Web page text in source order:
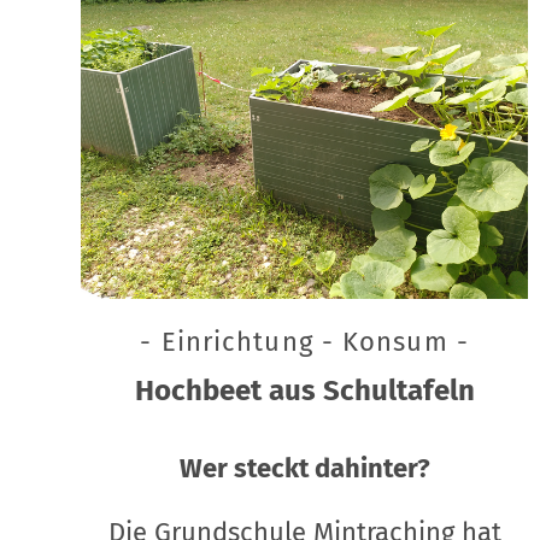
- Einrichtung - Konsum -
Hochbeet aus Schultafeln
Wer steckt dahinter?
Die Grundschule Mintraching hat